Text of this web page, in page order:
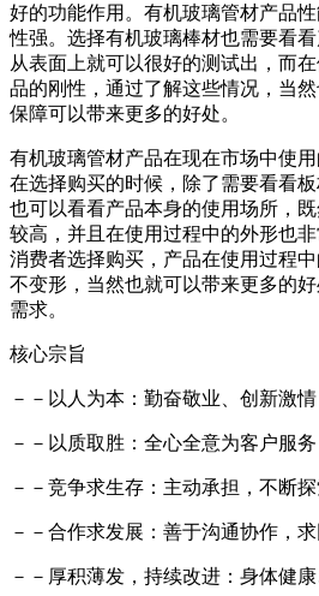
好的功能作用。有机玻璃管材产品
性强。选择有机玻璃棒材也需要看
从表面上就可以很好的测试出，而
品的刚性，通过了解这些情况，当
保障可以带来更多的好处。
有机玻璃管材产品在现在市场中使
在选择购买的时候，除了需要看看
也可以看看产品本身的使用场所，
较高，并且在使用过程中的外形也
消费者选择购买，产品在使用过程
不变形，当然也就可以带来更多的
需求。
核心宗旨
－－以人为本：勤奋敬业、创新激情
－－以质取胜：全心全意为客户服务
－－竞争求生存：主动承担，不断
－－合作求发展：善于沟通协作，
－－厚积薄发，持续改进：身体健